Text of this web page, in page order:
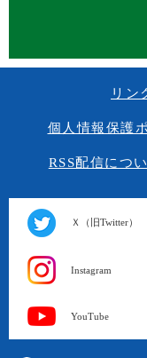
リン
個人情報保護
RSS配信につ
Ｘ（旧Twitter）
Instagram
YouTube